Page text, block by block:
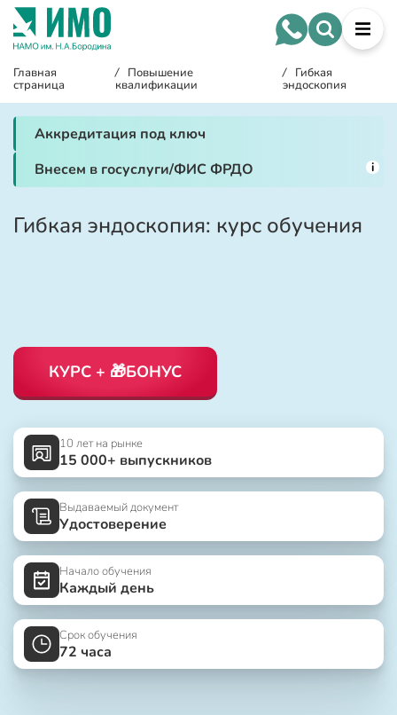
Главная
страница
/ Повышение
квалификации
/ Гибкая
эндоскопия
Аккредитация под ключ
Внесем в госуслуги/ФИС ФРДО
i
Гибкая эндоскопия: курс обучения
КУРС + 🎁БОНУС
10 лет на рынке
15 000+ выпускников
Выдаваемый документ
Удостоверение
Начало обучения
Каждый день
Срок обучения
72 часа